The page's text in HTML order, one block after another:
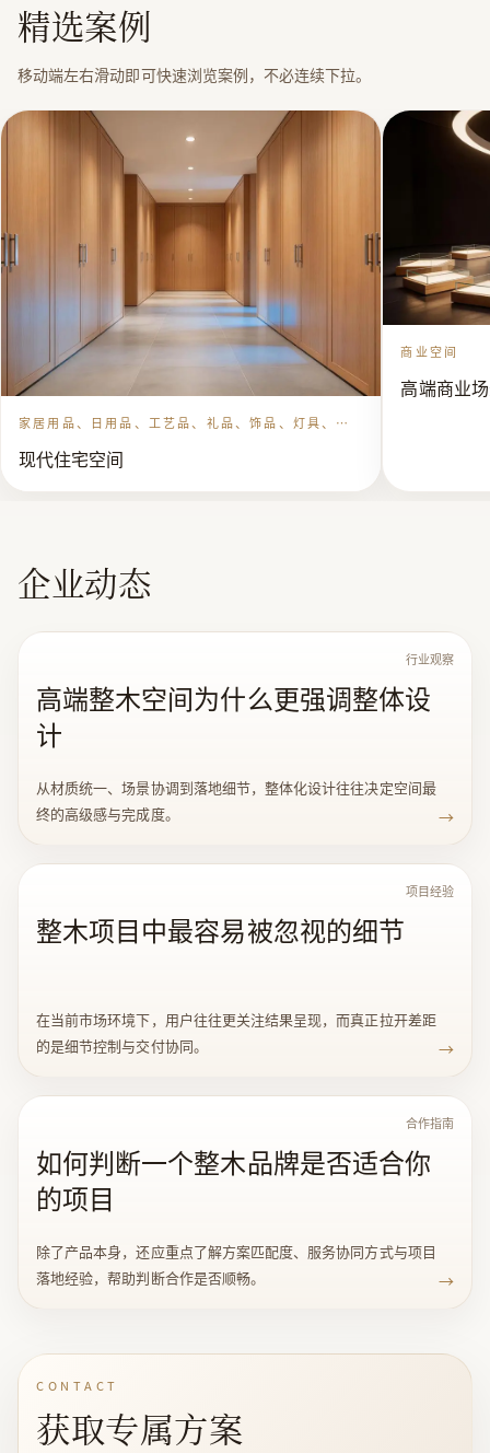
精选案例
移动端左右滑动即可快速浏览案例，不必连续下拉。
家居用品、日用品、工艺品、礼品、饰品、灯具、家
的设计、生产、收购、销售；自营和代理各类商品和
商品的技术除外。
现代住宅空间
商业空间
高端商业
企业动态
行业观察
高端整木空间为什么更强调整体设
计
从材质统一、场景协调到落地细节，整体化设计往往决定空间最
终的高级感与完成度。
→
项目经验
整木项目中最容易被忽视的细节
在当前市场环境下，用户往往更关注结果呈现，而真正拉开差距
的是细节控制与交付协同。
→
合作指南
如何判断一个整木品牌是否适合你
的项目
除了产品本身，还应重点了解方案匹配度、服务协同方式与项目
落地经验，帮助判断合作是否顺畅。
→
CONTACT
获取专属方案